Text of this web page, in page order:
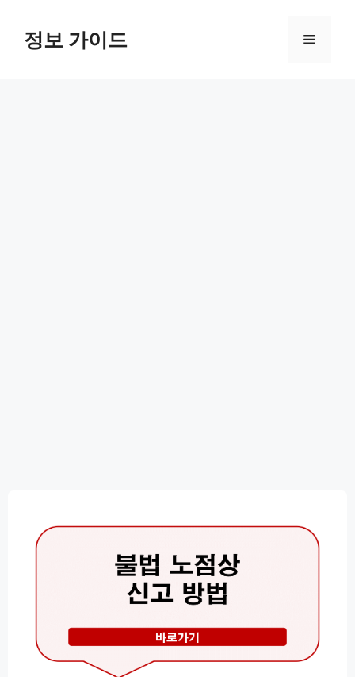
정보 가이드 메